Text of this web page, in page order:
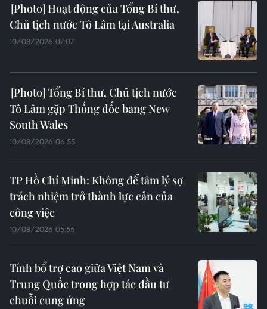
Hoạt động của Tổng Bí thư,
Chủ tịch nước Tô Lâm tại Australia
10/08/2026 07:07
Tổng Bí thư, Chủ tịch nước
Tô Lâm gặp Thống đốc bang New
South Wales
10/08/2026 06:55
TP Hồ Chí Minh: Không để tâm lý sợ
trách nhiệm trở thành lực cản của
công việc
10/08/2026 05:55
Tính bổ trợ cao giữa Việt Nam và
Trung Quốc trong hợp tác đầu tư
chuỗi cung ứng